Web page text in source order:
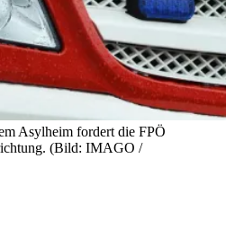
Asylheim fordert die FPÖ
(Bild: IMAGO /